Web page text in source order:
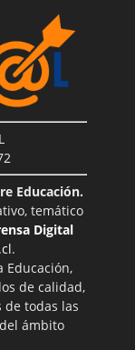
Educación.
temático
Digital
.
Educación,
de calidad,
todas las
ámbito